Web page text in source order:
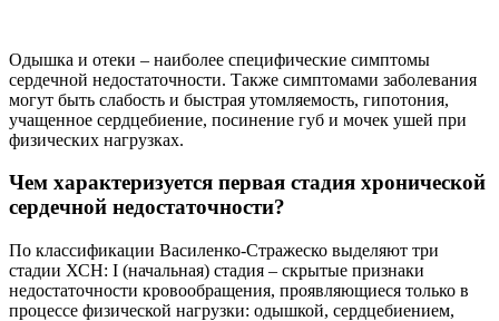
Одышка и отеки – наиболее специфические симптомы
сердечной недостаточности. Также симптомами заболевания
могут быть слабость и быстрая утомляемость, гипотония,
учащенное сердцебиение, посинение губ и мочек ушей при
физических нагрузках.
Чем характеризуется первая стадия хронической
сердечной недостаточности?
По классификации Василенко-Стражеско выделяют три
стадии ХСН: I (начальная) стадия – скрытые признаки
недостаточности кровообращения, проявляющиеся только в
процессе физической нагрузки: одышкой, сердцебиением,